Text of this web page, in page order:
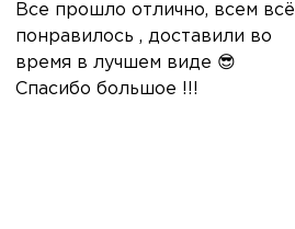
Все прошло отлично, всем всё
понравилось , доставили во
время в лучшем виде 😎
Спасибо большое !!!